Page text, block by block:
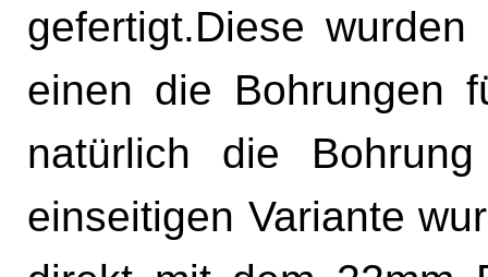
gefertigt.Diese
einen die Bohrungen
natürlich die
einseitigen Variante